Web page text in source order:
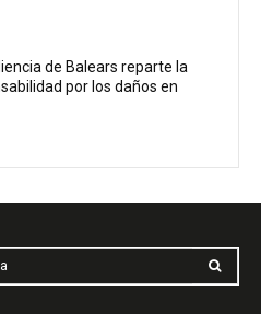
de Balears reparte la
por los daños en